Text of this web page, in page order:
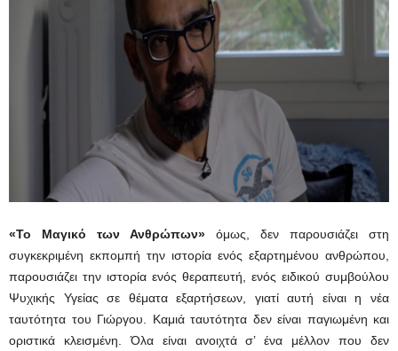
«Το Μαγικό των Ανθρώπων» όμως, δεν παρουσιάζει στη
συγκεκριμένη εκπομπή την ιστορία ενός εξαρτημένου ανθρώπου,
παρουσιάζει την ιστορία ενός θεραπευτή, ενός ειδικού συμβούλου
Ψυχικής Υγείας σε θέματα εξαρτήσεων, γιατί αυτή είναι η νέα
ταυτότητα του Γιώργου. Καμιά ταυτότητα δεν είναι παγιωμένη και
οριστικά κλεισμένη. Όλα είναι ανοιχτά σ’ ένα μέλλον που δεν